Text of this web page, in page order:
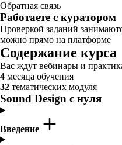
Обратная связь
Работаете с куратором
Проверкой заданий
можно прямо на платформе
Содержание курса
Вас ждут вебинары и
4 месяца обучения
32 тематических модуля
Sound Design с нуля
Введение